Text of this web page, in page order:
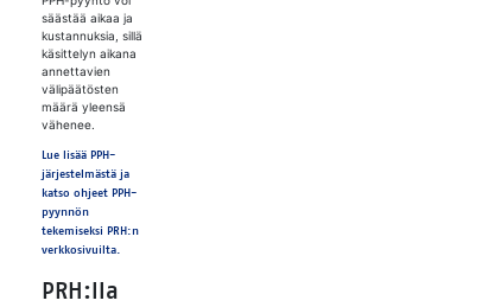
säästää aikaa ja
kustannuksia, sillä
käsittelyn aikana
annettavien
välipäätösten
määrä yleensä
vähenee.
Lue lisää PPH-
järjestelmästä ja
katso ohjeet PPH-
pyynnön
tekemiseksi PRH:n
verkkosivuilta.
PRH:lla